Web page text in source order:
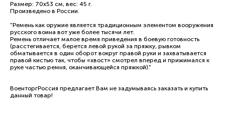
Размер: 70х53 см, вес: 45 г.
Произведено в России.
"Ремень как оружие является традиционным элементом вооружения
русского воина вот уже более тысячи лет.
Ремень отличает малое время приведения в боевую готовность
(расстегивается, берется левой рукой за пряжку, рывком
обматывается в один оборот вокруг правой руки и захватывается
правой кистью так, чтобы «хвост» смотрел вперед и прижимался к
руке частью ремня, оканчивающейся пряжкой)."
ВоенторгРоссия предлагает Вам не задумываясь заказать и купить
данный товар!